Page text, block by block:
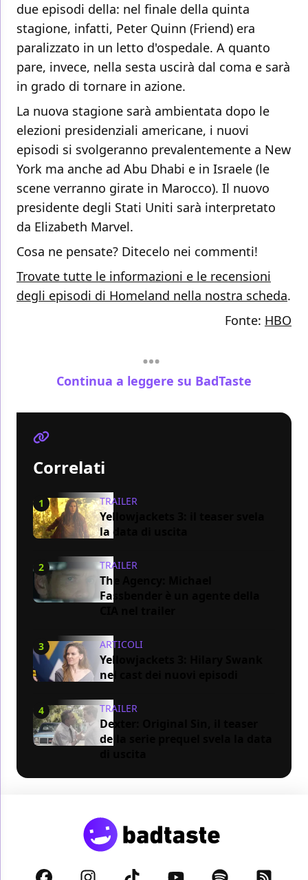
due episodi della: nel finale della quinta
stagione, infatti, Peter Quinn (Friend) era
paralizzato in un letto d'ospedale. A quanto
pare, invece, nella sesta uscirà dal coma e sarà
in grado di tornare in azione.
La nuova stagione sarà ambientata dopo le
elezioni presidenziali americane, i nuovi
episodi si svolgeranno prevalentemente a New
York ma anche ad Abu Dhabi e in Israele (le
scene verranno girate in Marocco). Il nuovo
presidente degli Stati Uniti sarà interpretato
da Elizabeth Marvel.
Cosa ne pensate? Ditecelo nei commenti!
Trovate tutte le informazioni e le recensioni
degli episodi di Homeland nella nostra scheda.
Fonte: HBO
Continua a leggere su BadTaste
Correlati
1 TRAILER
Yellowjackets 3: il teaser svela
la data di uscita
2 TRAILER
The Agency: Michael
Fassbender è un agente della
3 ARTICOLI
Yellowjackets 3: Hilary Swank
nel cast dei nuovi episodi
4 TRAILER
Dexter: Original Sin, il teaser
della serie prequel svela la data